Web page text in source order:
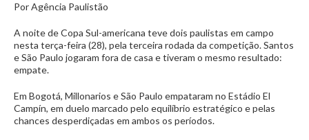
Por Agência Paulistão
A noite de Copa Sul-americana teve dois paulistas em campo
nesta terça-feira (28), pela terceira rodada da competição. Santos
e São Paulo jogaram fora de casa e tiveram o mesmo resultado:
empate.
Em Bogotá, Millonarios e São Paulo empataram no Estádio El
Campín, em duelo marcado pelo equilíbrio estratégico e pelas
chances desperdiçadas em ambos os períodos.